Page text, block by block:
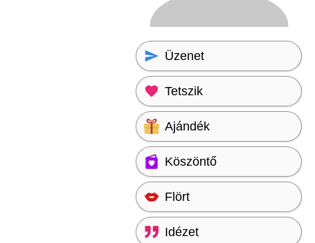
Üzenet
Tetszik
Ajándék
Köszöntő
Flört
Idézet